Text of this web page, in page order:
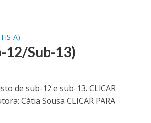
A)
12/Sub-13)
de sub-12 e sub-13. CLICAR
Cátia Sousa CLICAR PARA